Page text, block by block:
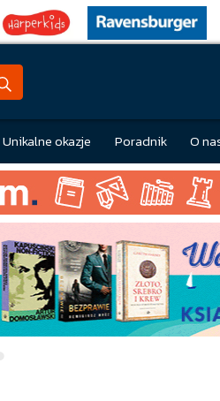
Unikalne okazje Poradnik O